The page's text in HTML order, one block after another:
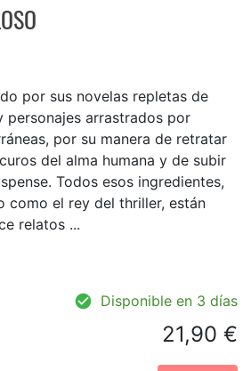
por sus novelas repletas de
personajes arrastrados por
por su manera de retratar
del alma humana y de subir
Todos esos ingredientes,
como el rey del thriller, están
relatos ...
Disponible en 3 días
21,90 €